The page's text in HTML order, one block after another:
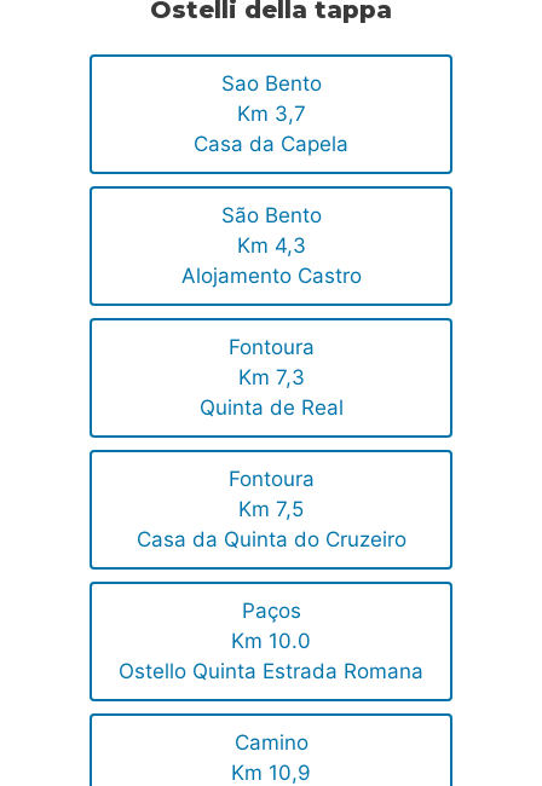
Ostelli della tappa
Sao Bento
Km 3,7
Casa da Capela
São Bento
Km 4,3
Alojamento Castro
Fontoura
Km 7,3
Quinta de Real
Fontoura
Km 7,5
Casa da Quinta do Cruzeiro
Paços
Km 10.0
Ostello Quinta Estrada Romana
Camino
Km 10,9